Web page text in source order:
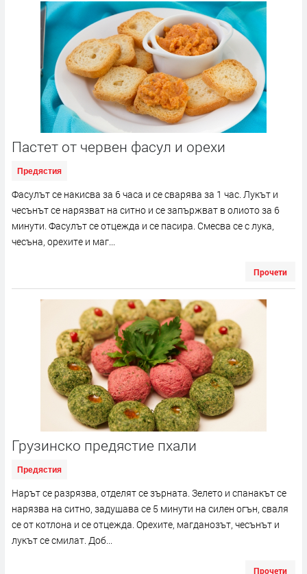
Пастет от червен фасул и орехи
Предястия
Фасулът се накисва за 6 часа и се сварява за 1 час. Лукът и
чесънът се нарязват на ситно и се запържват в олиото за 6
минути. Фасулът се отцежда и се пасира. Смесва се с лука,
чесъна, орехите и маг...
Прочети
Грузинско предястие пхали
Предястия
Нарът се разрязва, отделят се зърната. Зелето и спанакът се
нарязва на ситно, задушава се 5 минути на силен огън, сваля
се от котлона и се отцежда. Орехите, магданозът, чесънът и
лукът се смилат. Доб...
Прочети